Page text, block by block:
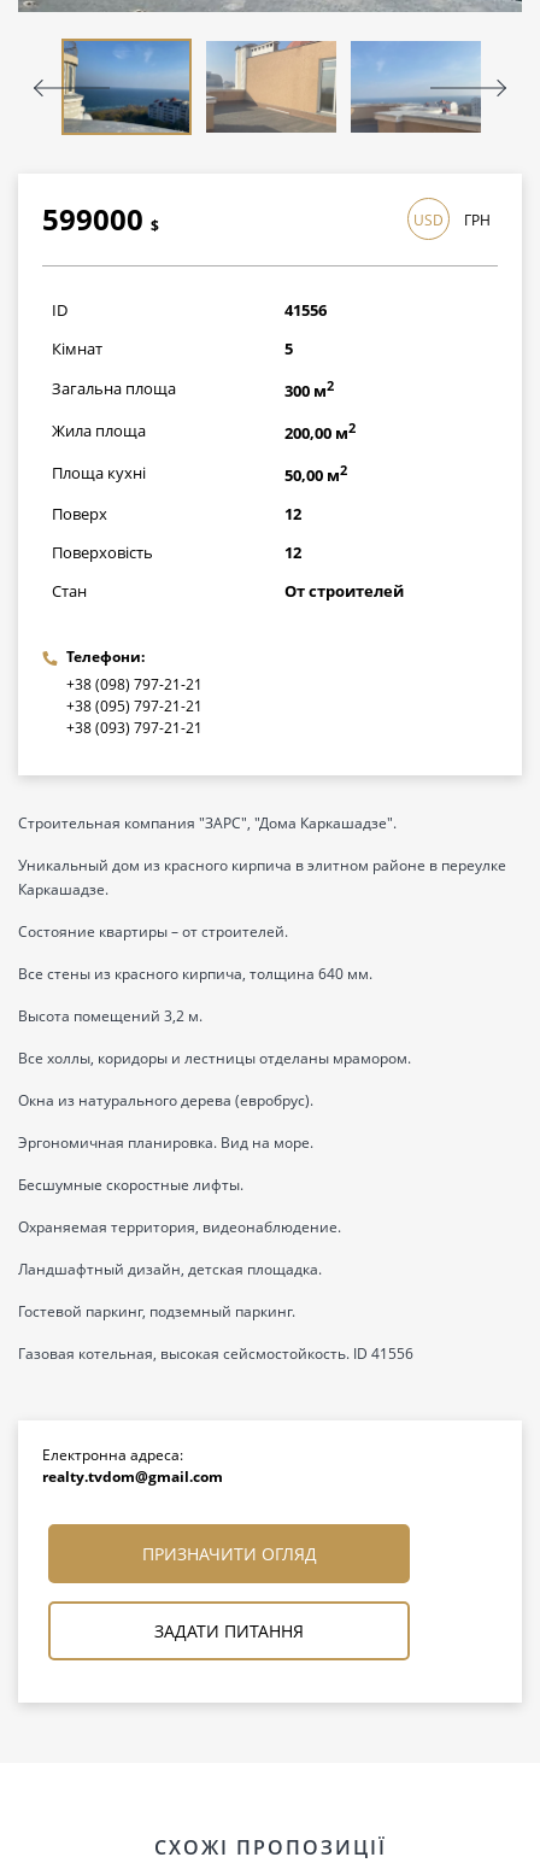
599000 $
17371000грн
USD ГРН
ID
41556
Кімнат
5
Загальна площа
300 м2
Жила площа 200,00 м2
Площа кухні 50,00 м2
Поверх
12
Поверховість
12
Стан
От строителей
Телефони:
+38 (098) 797-21-21
+38 (095) 797-21-21
+38 (093) 797-21-21
Строительная компания "ЗАРС", "Дома Каркашадзе".
Уникальный дом из красного кирпича в элитном районе в переулке
Каркашадзе.
Состояние квартиры – от строителей.
Все стены из красного кирпича, толщина 640 мм.
Высота помещений 3,2 м.
Все холлы, коридоры и лестницы отделаны мрамором.
Окна из натурального дерева (евробрус).
Эргономичная планировка. Вид на море.
Бесшумные скоростные лифты.
Охраняемая территория, видеонаблюдение.
Ландшафтный дизайн, детская площадка.
Гостевой паркинг, подземный паркинг.
Газовая котельная, высокая сейсмостойкость. ID 41556
Електронна адреса:
realty.tvdom@gmail.com
ПРИЗНАЧИТИ ОГЛЯД
ЗАДАТИ ПИТАННЯ
СХОЖІ ПРОПОЗИЦІЇ